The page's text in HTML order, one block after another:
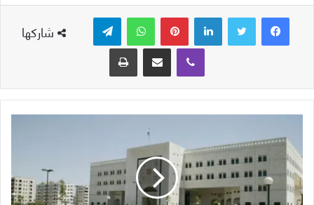
شاركها
لينكدإن بينتيريست واتساب
ڤايبر
مشاركة عبر البريد طباعة